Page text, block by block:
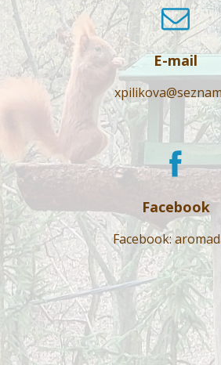
E-mail
Facebook
Facebook: